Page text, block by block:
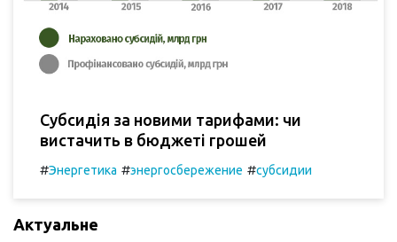
Субсидія за новими тарифами: чи
вистачить в бюджеті грошей
#Энергетика #энергосбережение #субсидии
Актуальне